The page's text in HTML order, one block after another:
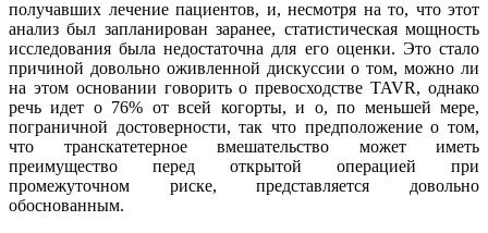
получавших лечение пациентов, и, несмотря на то, что этот
анализ был запланирован заранее, статистическая мощность
исследования была недостаточна для его оценки. Это стало
причиной довольно оживленной дискуссии о том, можно ли
на этом основании говорить о превосходстве TAVR, однако
речь идет о 76% от всей когорты, и о, по меньшей мере,
пограничной достоверности, так что предположение о том,
что транскатетерное вмешательство может иметь
преимущество перед открытой операцией при
промежуточном риске, представляется довольно
обоснованным.